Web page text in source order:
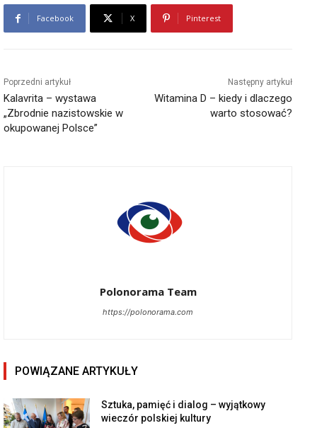
Facebook X Pinterest
Poprzedni artykuł
Kalavrita – wystawa
„Zbrodnie nazistowskie w
okupowanej Polsce”
Następny artykuł
Witamina D – kiedy i dlaczego
warto stosować?
Polonorama Team
https://polonorama.com
POWIĄZANE ARTYKUŁY
Sztuka, pamięć i dialog – wyjątkowy
wieczór polskiej kultury